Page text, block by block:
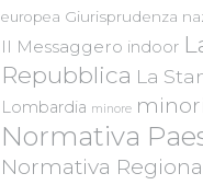
europea Giurisprudenza
Il Messaggero indoor
Repubblica La
Lombardia minore minori
Normativa
Normativa